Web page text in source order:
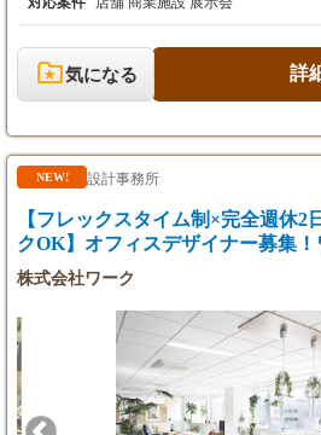
額調整）
未経験アシスタ
月給24万円（能
※年齢・経験を
※夜間立ち合い
ただきます。そ
まで、理想をカタチにするまでを
です。 これまで培ってきた知識やスキルを活かして活躍していく
ことはもちろん、新しいフィール
す！ 今回は即戦力として、設計者を募集いたします。3Dソフト
ちしております！ 》 設計者 ◆デ
什器の図面が描ける方 ◆スケッチ
◆各種アプリケーションのスキル
欲を持って取り組める方 経験者の方、お気軽に問い合わせくださ
い。 こちらではあまり写真を掲載
話ししましょう。
気になる 詳
NEW! 設計事務所
【フレックスタイム制×完全週休2
クOK】オフィスデザイナー募集
株式会社ワーク